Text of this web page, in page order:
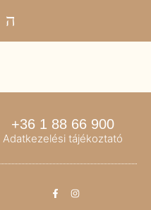
+36 1 88 66 900
Adatkezelési tájékoztató